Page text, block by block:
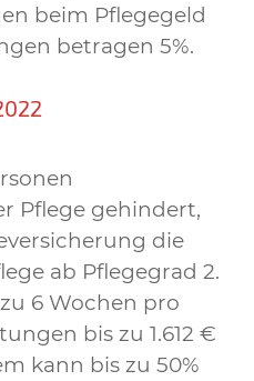
beim Pflegegeld
betragen 5%.
Pflege gehindert,
die
ab Pflegegrad 2.
6 Wochen pro
bis zu 1.612 €
kann bis zu 50%